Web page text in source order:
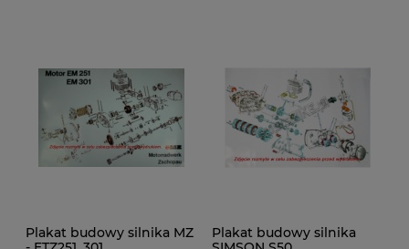
Plakat budowy silnika MZ
Plakat budowy silnika